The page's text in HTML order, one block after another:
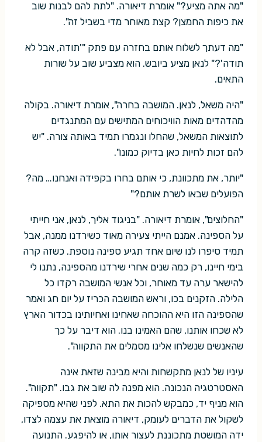
"מה אתה מציע?" אומרת דיאורה. "לתת להם לבנות שוב
את כיפות החמצן? קצת מאוחר מדי בשביל זה".
"מה דעתך לשלוח אותם בחזרה עם פתק "'תודה, אבל לא
תודה'?" לנאן מציע ביובש. הוא מצביע שוב על שורות
התאים.
"היה משאל, לנאן. המושבה בחרה", אומרת דיאורה. בקולה
מהדהדים מאות הוויכוחים המתישים עם המתנגדים
לתוצאות המשאל, שהחלו ונגמרו תמיד באותה צורה. "יש
להם זכות לחיות כאן בדיוק כמונו".
"יותר, את מתכוונת, כי אותם בחרו בקפידה ואנחנו… מה?
הפועלים שבאו לשרת אותם?"
"החלוצים", אומרת דיאורה. "בניגוד אליך, לנאן, אני חייתי
על הספינה. אמנם הייתי צעירה מאוד כשירדנו ממנה, אבל
תמיד סיפרו לנו שיום אחד תגיע ספינה נוספת. כשזה קרה
בימי חיינו, רק כמה שנים אחרי שירדנו מהספינה, נתנו לי
להישאר ערה עד מאוחר, וכל אנשי המושבה רקדו כל
הלילה. הזקנים בכו, וראש המושבה הכריז על יום חג ואמר
שהספינה הזו היא ההוכחה שאחינו ואחיותינו בכדור הארץ
לא שכחו אותנו, שהם האמינו בנו. הוא דיבר על כך
שהאנשים שנשלחו אלינו מסמלים את התקווה".
עיניו של לנאן מתקשחות והיא מבינה שזאת אינה
האסטרטגיה הנכונה. הוא מפנה לה שוב את גבו. "תקווה".
הוא מניף יד, כמבקש להכות את התא. לפני שהיא מספיקה
לשקול את הדברים לעומק, דיאורה מוצאת את עצמה לצדו,
ידה המושטת מתכוננת לעצור אותו, או להיפגע. התנועה